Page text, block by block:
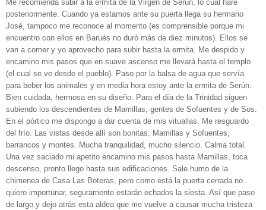
Me recomienda subir a la ermita de la Virgen de Serún, lo cual haré
posteriormente. Cuando ya estamos ante su puerta llega su hermano
José, tampoco me reconoce al momento (es comprensible porque mi
encuentro con ellos en Barués no duró más de diez minutos). Ellos se
van a comer y yo aprovecho para subir hasta la ermita. Me despido y
encamino mis pasos que en suave ascenso me llevará hasta el templo
(el cual se ve desde el pueblo). Paso por la balsa de agua que servía
para beber los animales y en media hora estoy ante la ermita de Serún.
Bien cuidada, hermosa en su diseño. Para el día de la Trinidad siguen
subiendo los descendientes de Mamillas, gentes de Sofuentes y de Sos.
En el pórtico me dispongo a dar cuenta de mis vituallas. Me resguardo
del frío. Las vistas desde allí son bonitas. Mamillas y Sofuentes,
barrancos y montes. Mucha tranquilidad, mucho silencio. Calma total.
Una vez saciado mi apetito encamino mis pasos hasta Mamillas, toca
descenso, pronto llego hasta sus edificaciones. Sale humo de la
chimenea de Casa Las Boteras, pero como está la puerta cerrada no
quiero importunar, seguramente estarán echados la siesta. Así que paso
de largo y dejo atrás esta aldea que me vuelve a causar mucha tristeza